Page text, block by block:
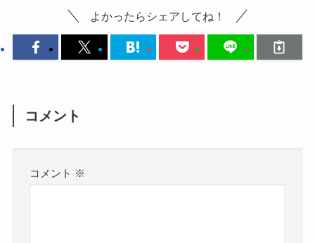
よかったらシェアしてね！
コメント
コメント ※